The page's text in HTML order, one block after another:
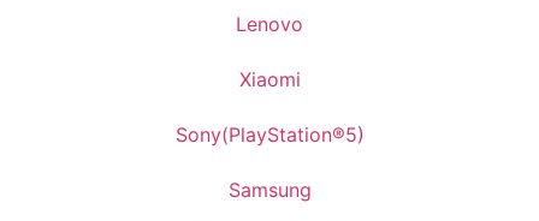
Lenovo
Xiaomi
Sony(PlayStation®5)
Samsung